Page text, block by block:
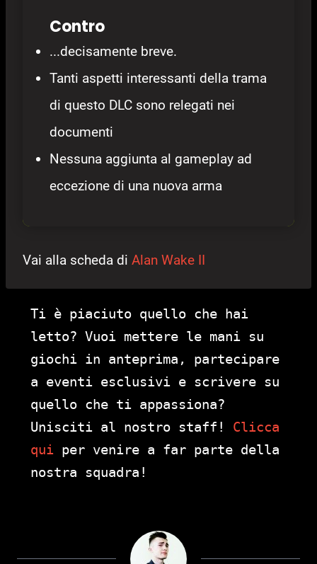
Contro
...decisamente breve.
Tanti aspetti interessanti della trama
di questo DLC sono relegati nei
documenti
Nessuna aggiunta al gameplay ad
eccezione di una nuova arma
Vai alla scheda di Alan Wake II
Ti è piaciuto quello che hai
letto? Vuoi mettere le mani su
giochi in anteprima, partecipare
a eventi esclusivi e scrivere su
quello che ti appassiona?
Unisciti al nostro staff! Clicca
qui per venire a far parte della
nostra squadra!